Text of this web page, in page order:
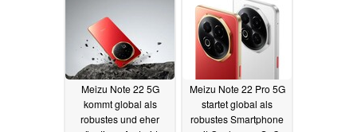
Meizu Note 22 5G
kommt global als
robustes und eher
Meizu Note 22 Pro 5G
startet global als
robustes Smartphone